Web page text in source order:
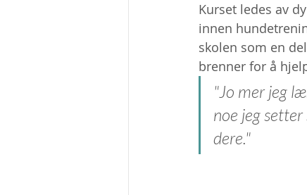
Kurset ledes av
innen
skolen som en
brenner for å
"Jo mer jeg
noe jeg
dere."